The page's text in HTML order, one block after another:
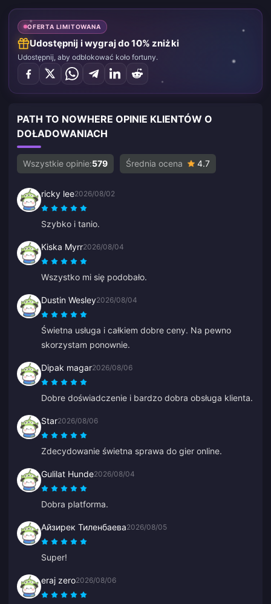
OFERTA LIMITOWANA
Udostępnij i wygraj do 10% zniżki
Udostępnij, aby odblokować koło fortuny.
PATH TO NOWHERE OPINIE KLIENTÓW O
DOŁADOWANIACH
Wszystkie opinie:579 Średnia ocena 4.7
ricky lee2026/08/02
Szybko i tanio.
Kiska Myrr2026/08/04
Wszystko mi się podobało.
Dustin Wesley2026/08/04
Świetna usługa i całkiem dobre ceny. Na pewno
skorzystam ponownie.
Dipak magar2026/08/06
Dobre doświadczenie i bardzo dobra obsługa klienta.
Star2026/08/06
Zdecydowanie świetna sprawa do gier online.
Gulilat Hunde2026/08/04
Dobra platforma.
Айзирек Тиленбаева2026/08/05
Super!
eraj zero2026/08/06